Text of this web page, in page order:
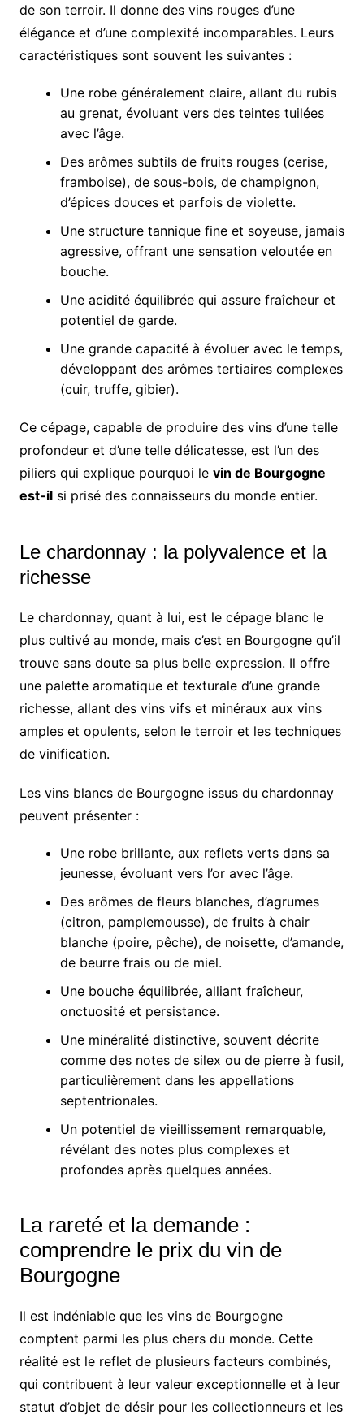
de son terroir. Il donne des vins rouges d’une
élégance et d’une complexité incomparables. Leurs
caractéristiques sont souvent les suivantes :
Une robe généralement claire, allant du rubis
au grenat, évoluant vers des teintes tuilées
avec l’âge.
Des arômes subtils de fruits rouges (cerise,
framboise), de sous-bois, de champignon,
d’épices douces et parfois de violette.
Une structure tannique fine et soyeuse, jamais
agressive, offrant une sensation veloutée en
bouche.
Une acidité équilibrée qui assure fraîcheur et
potentiel de garde.
Une grande capacité à évoluer avec le temps,
développant des arômes tertiaires complexes
(cuir, truffe, gibier).
Ce cépage, capable de produire des vins d’une telle
profondeur et d’une telle délicatesse, est l’un des
piliers qui explique pourquoi le vin de Bourgogne
est-ilsi prisé des connaisseurs du monde entier.
Le chardonnay : la polyvalence et la
richesse
Le chardonnay, quant à lui, est le cépage blanc le
plus cultivé au monde, mais c’est en Bourgogne qu’il
trouve sans doute sa plus belle expression. Il offre
une palette aromatique et texturale d’une grande
richesse, allant des vins vifs et minéraux aux vins
amples et opulents, selon le terroir et les techniques
de vinification.
Les vins blancs de Bourgogne issus du chardonnay
peuvent présenter :
Une robe brillante, aux reflets verts dans sa
jeunesse, évoluant vers l’or avec l’âge.
Des arômes de fleurs blanches, d’agrumes
(citron, pamplemousse), de fruits à chair
blanche (poire, pêche), de noisette, d’amande,
de beurre frais ou de miel.
Une bouche équilibrée, alliant fraîcheur,
onctuosité et persistance.
Une minéralité distinctive, souvent décrite
comme des notes de silex ou de pierre à fusil,
particulièrement dans les appellations
septentrionales.
Un potentiel de vieillissement remarquable,
révélant des notes plus complexes et
profondes après quelques années.
La rareté et la demande :
comprendre le prix du vin de
Bourgogne
Il est indéniable que les vins de Bourgogne
comptent parmi les plus chers du monde. Cette
réalité est le reflet de plusieurs facteurs combinés,
qui contribuent à leur valeur exceptionnelle et à leur
statut d’objet de désir pour les collectionneurs et les